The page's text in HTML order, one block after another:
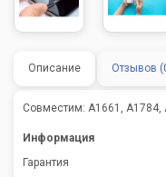
Описание Отзывов
Совместим: A1661, A1784,
Информация
Гарантия